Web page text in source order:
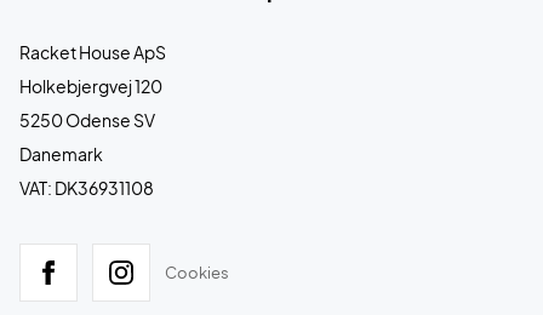
Racket House ApS
Holkebjergvej 120
5250 Odense SV
Danemark
VAT: DK36931108
Cookies